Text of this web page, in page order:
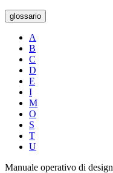
glossario
A
B
C
D
E
I
M
O
S
T
U
Manuale operativo di design